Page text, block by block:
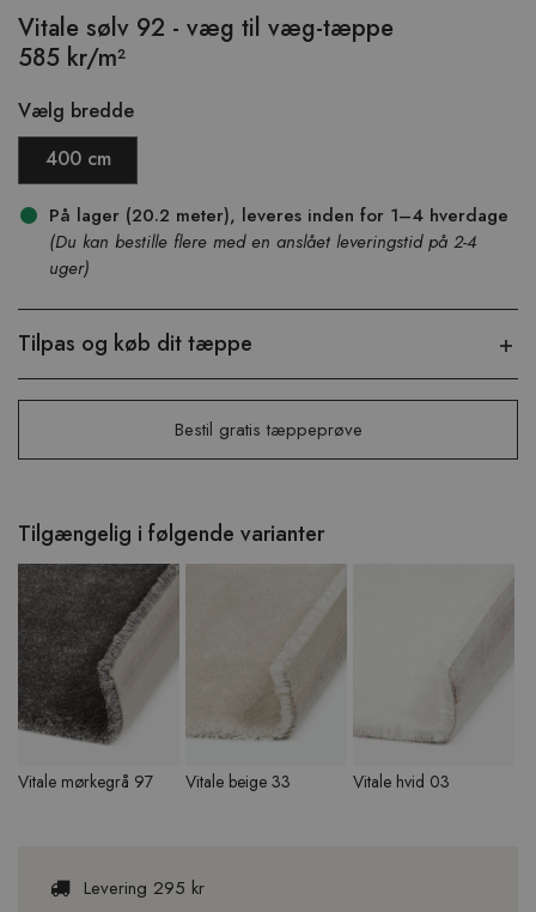
Vitale sølv 92 - væg til væg-tæppe
585 kr/m²
Vælg bredde
400 cm
På lager (20.2 meter), leveres inden for 1–4 hverdage
(Du kan bestille flere med en anslået leveringstid på 2-4
uger)
Tilpas og køb dit tæppe
Bestil gratis tæppeprøve
Tilgængelig i følgende varianter
Vitale mørkegrå 97 Vitale beige 33 Vitale hvid 03
Levering 295 kr
begyndelsen
af
billedgalleriet